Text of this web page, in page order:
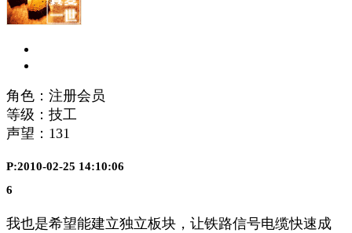
角色：注册会员
等级：技工
声望： 131
P:2010-02-25 14:10:06
6
我也是希望能建立独立板块，让铁路信号电缆快速成